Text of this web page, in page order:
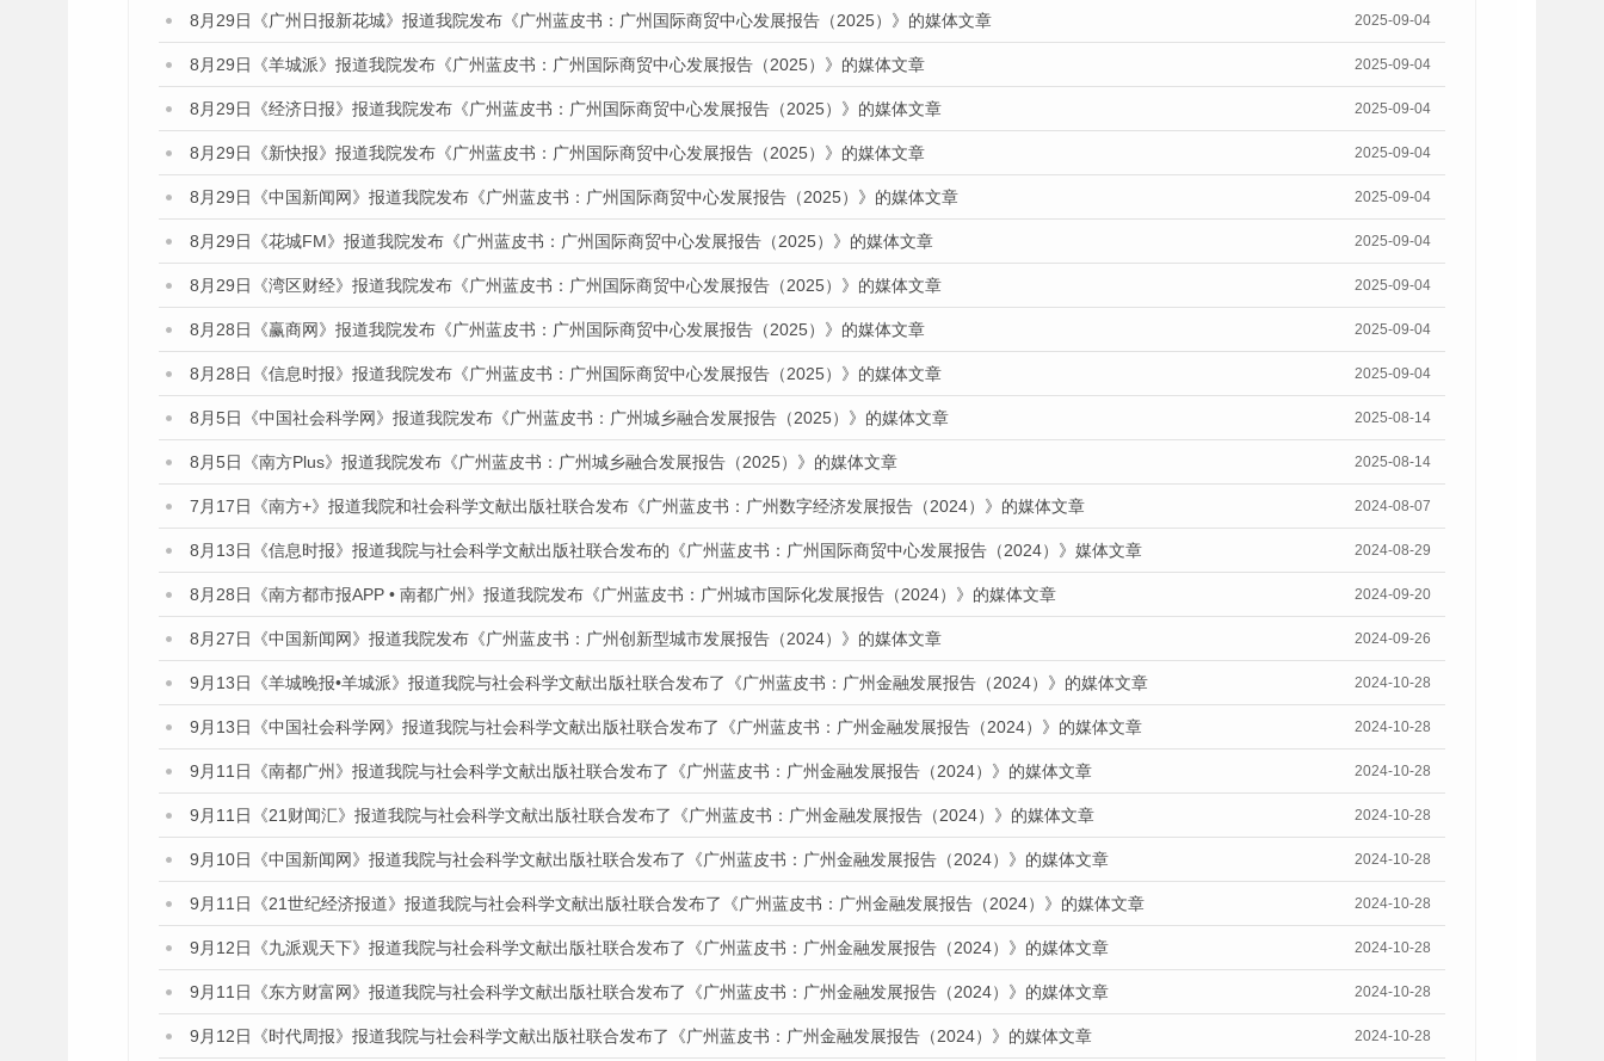
8月29日《广州日报新花城》报道我院发布《广州蓝皮书：广州国际商贸中心发展报告（2025）》的媒体文章 2025-09-04
8月29日《羊城派》报道我院发布《广州蓝皮书：广州国际商贸中心发展报告（2025）》的媒体文章 2025-09-04
8月29日《经济日报》报道我院发布《广州蓝皮书：广州国际商贸中心发展报告（2025）》的媒体文章 2025-09-04
8月29日《新快报》报道我院发布《广州蓝皮书：广州国际商贸中心发展报告（2025）》的媒体文章 2025-09-04
8月29日《中国新闻网》报道我院发布《广州蓝皮书：广州国际商贸中心发展报告（2025）》的媒体文章 2025-09-04
8月29日《花城FM》报道我院发布《广州蓝皮书：广州国际商贸中心发展报告（2025）》的媒体文章 2025-09-04
8月29日《湾区财经》报道我院发布《广州蓝皮书：广州国际商贸中心发展报告（2025）》的媒体文章 2025-09-04
8月28日《赢商网》报道我院发布《广州蓝皮书：广州国际商贸中心发展报告（2025）》的媒体文章 2025-09-04
8月28日《信息时报》报道我院发布《广州蓝皮书：广州国际商贸中心发展报告（2025）》的媒体文章 2025-09-04
8月5日《中国社会科学网》报道我院发布《广州蓝皮书：广州城乡融合发展报告（2025）》的媒体文章 2025-08-14
8月5日《南方Plus》报道我院发布《广州蓝皮书：广州城乡融合发展报告（2025）》的媒体文章 2025-08-14
7月17日《南方+》报道我院和社会科学文献出版社联合发布《广州蓝皮书：广州数字经济发展报告（2024）》的媒体文章 2024-08-07
8月13日《信息时报》报道我院与社会科学文献出版社联合发布的《广州蓝皮书：广州国际商贸中心发展报告（2024）》媒体文章 2024-08-29
8月28日《南方都市报APP • 南都广州》报道我院发布《广州蓝皮书：广州城市国际化发展报告（2024）》的媒体文章 2024-09-20
8月27日《中国新闻网》报道我院发布《广州蓝皮书：广州创新型城市发展报告（2024）》的媒体文章 2024-09-26
9月13日《羊城晚报•羊城派》报道我院与社会科学文献出版社联合发布了《广州蓝皮书：广州金融发展报告（2024）》的媒体文章 2024-10-28
9月13日《中国社会科学网》报道我院与社会科学文献出版社联合发布了《广州蓝皮书：广州金融发展报告（2024）》的媒体文章 2024-10-28
9月11日《南都广州》报道我院与社会科学文献出版社联合发布了《广州蓝皮书：广州金融发展报告（2024）》的媒体文章 2024-10-28
9月11日《21财闻汇》报道我院与社会科学文献出版社联合发布了《广州蓝皮书：广州金融发展报告（2024）》的媒体文章 2024-10-28
9月10日《中国新闻网》报道我院与社会科学文献出版社联合发布了《广州蓝皮书：广州金融发展报告（2024）》的媒体文章 2024-10-28
9月11日《21世纪经济报道》报道我院与社会科学文献出版社联合发布了《广州蓝皮书：广州金融发展报告（2024）》的媒体文章 2024-10-28
9月12日《九派观天下》报道我院与社会科学文献出版社联合发布了《广州蓝皮书：广州金融发展报告（2024）》的媒体文章 2024-10-28
9月11日《东方财富网》报道我院与社会科学文献出版社联合发布了《广州蓝皮书：广州金融发展报告（2024）》的媒体文章 2024-10-28
9月12日《时代周报》报道我院与社会科学文献出版社联合发布了《广州蓝皮书：广州金融发展报告（2024）》的媒体文章 2024-10-28